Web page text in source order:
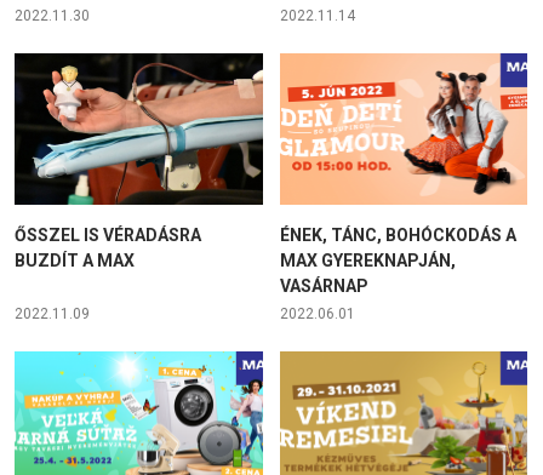
2022.11.30 2022.11.14
ŐSSZEL IS VÉRADÁSRA
BUZDÍT A MAX
2022.11.09
ÉNEK, TÁNC, BOHÓCKODÁS A
MAX GYEREKNAPJÁN,
VASÁRNAP
2022.06.01